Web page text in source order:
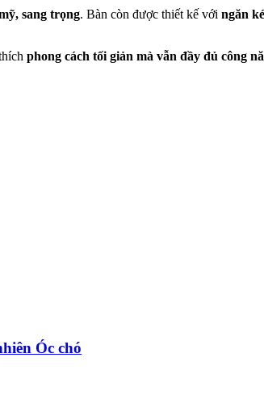
sang trọng. Bàn còn được thiết kế với ngăn
phong cách tối giản mà vẫn đầy đủ công
Óc chó